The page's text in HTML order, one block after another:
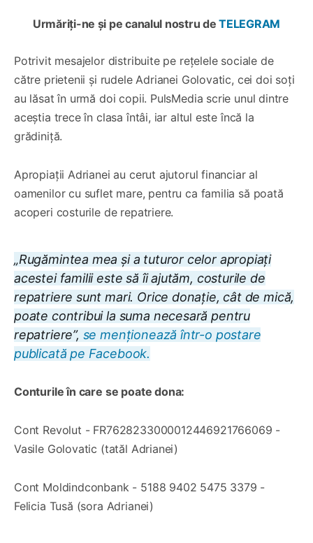
Urmăriți-ne și pe canalul nostru deTELEGRAM
Potrivit mesajelor distribuite pe rețelele sociale de
către prietenii și rudele Adrianei Golovatic, cei doi soți
au lăsat în urmă doi copii. PulsMedia scrie unul dintre
aceștia trece în clasa întâi, iar altul este încă la
grădiniță.
Apropiații Adrianei au cerut ajutorul financiar al
oamenilor cu suflet mare, pentru ca familia să poată
acoperi costurile de repatriere.
„Rugămintea mea și a tuturor celor apropiați
acestei familii este să îi ajutăm, costurile de
repatriere sunt mari. Orice donație, cât de mică,
poate contribui la suma necesară pentru
repatriere”, se menționează într-o postare
publicată pe Facebook.
Conturile în care se poate dona:
Cont Revolut - FR7628233000012446921766069 -
Vasile Golovatic (tatăl Adrianei)
Cont Moldindconbank - 5188 9402 5475 3379 -
Felicia Tusă (sora Adrianei)